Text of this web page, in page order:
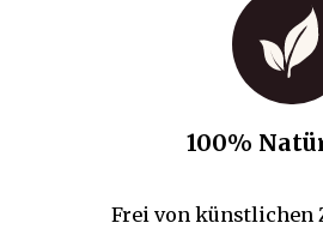
100%
Frei von künstlichen